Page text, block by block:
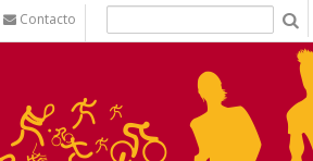
Contacto